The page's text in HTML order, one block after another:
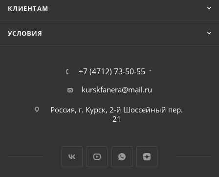
КЛИЕНТАМ
УСЛОВИЯ
+7 (4712) 73-50-55
kurskfanera@mail.ru
Россия, г. Курск, 2-й Шоссейный пер.
21